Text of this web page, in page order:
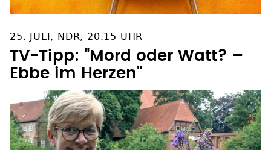
TV-Tipp: "Mord oder Watt? –
Ebbe im Herzen"